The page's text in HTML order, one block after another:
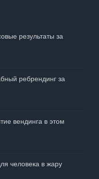
результаты за
ребрендинг за
вендинга в этом
человека в жару